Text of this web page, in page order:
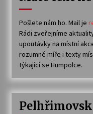
Pošlete nám ho. Mail je
Rádi zveřejníme
upoutávky na místní
rozumné míře i texty
týkající se Humpolce.